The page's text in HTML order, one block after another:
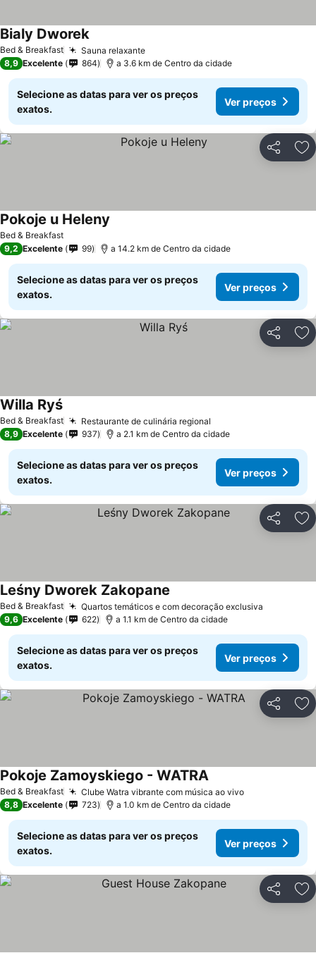
Bed & Breakfast Sauna relaxanteVer preços
Bialy DworekVer preços
8,9 Excelente 864 a 3.6 km de Centro da cidade
Selecione as datas para ver os preços
exatos.
Ver preços
Partilhar
Bed & Breakfast
Pokoje u Heleny
9,2 Excelente 99 a 14.2 km de Centro da cidade
Selecione as datas para ver os preços
exatos.
Ver preços
Partilhar
Bed & Breakfast Restaurante de culinária regional
Willa RyśVer preços
8,9 Excelente 937 a 2.1 km de Centro da cidade
Selecione as datas para ver os preços
exatos.
Ver preços
Partilhar
Bed & Breakfast Quartos temáticos e com decoração exclusiva
Leśny Dworek Zakopane
9,6 Excelente 622 a 1.1 km de Centro da cidade
Selecione as datas para ver os preços
exatos.
Ver preços
Partilhar
Bed & Breakfast Clube Watra vibrante com música ao vivoVer preços
Pokoje Zamoyskiego - WATRAVer preços
8,8 Excelente 723 a 1.0 km de Centro da cidade
Selecione as datas para ver os preços
exatos.
Ver preços
Partilhar